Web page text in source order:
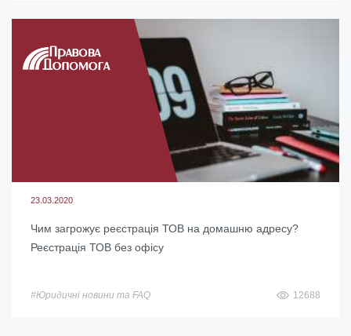
23.03.2020
Чим загрожує реєстрація ТОВ на домашню адресу?
Реєстрація ТОВ без офісу
#Юридичні новини та FAQ 12688